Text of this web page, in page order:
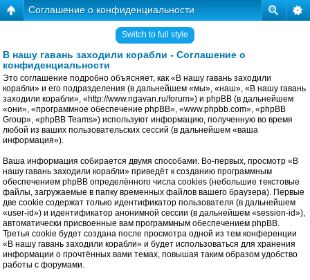
Соглашение о конфиденциальности
Switch to full style
В нашу гавань заходили корабли - Соглашение о
конфиденциальности
Это соглашение подробно объясняет, как «В нашу гавань заходили
корабли» и его подразделения (в дальнейшем «мы», «наш», «В нашу гавань
заходили корабли», «http://www.ngavan.ru/forum») и phpBB (в дальнейшем
«они», «программное обеспечение phpBB», «www.phpbb.com», «phpBB
Group», «phpBB Teams») используют информацию, полученную во время
любой из ваших пользовательских сессий (в дальнейшем «ваша
информация»).
Ваша информация собирается двумя способами. Во-первых, просмотр «В
нашу гавань заходили корабли» приведёт к созданию программным
обеспечением phpBB определённого числа cookies (небольшие текстовые
файлы, загружаемые в папку временных файлов вашего браузера). Первые
две cookie содержат только идентификатор пользователя (в дальнейшем
«user-id») и идентификатор анонимной сессии (в дальнейшем «session-id»),
автоматически присвоенные вам программным обеспечением phpBB.
Третья cookie будет создана после просмотра одной из тем конференции
«В нашу гавань заходили корабли» и будет использоваться для хранения
информации о прочтённых вами темах, повышая таким образом удобство
работы с форумами.